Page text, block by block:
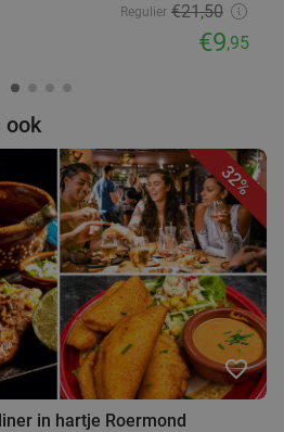
Regulier €21,50
€9,95
ook
32%
favorite_border
in hartje Roermond